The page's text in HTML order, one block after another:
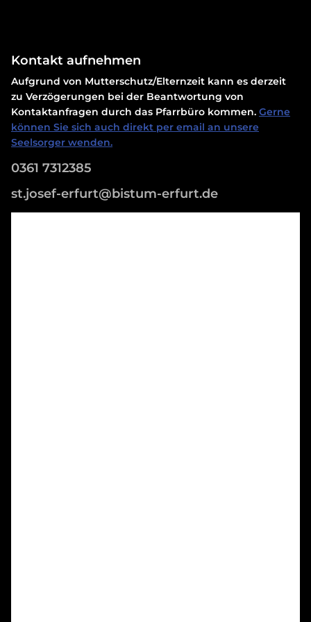
Kontakt aufnehmen
Aufgrund von Mutterschutz/Elternzeit kann es derzeit
zu Verzögerungen bei der Beantwortung von
Kontaktanfragen durch das Pfarrbüro kommen. Gerne
können Sie sich auch direkt per email an unsere
Seelsorger wenden.
0361 7312385
st.josef-erfurt@bistum-erfurt.de